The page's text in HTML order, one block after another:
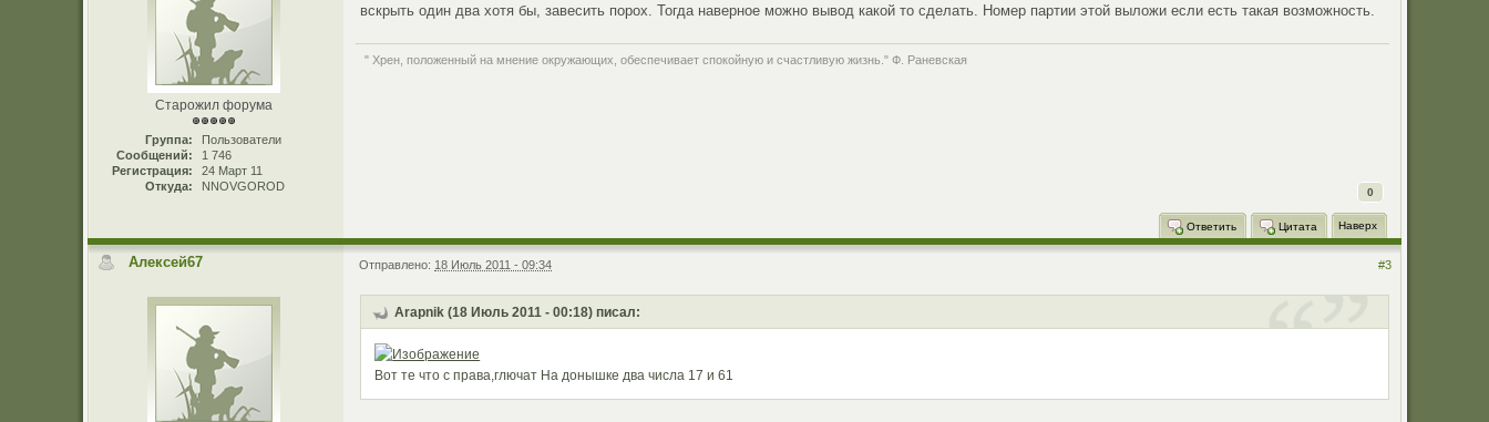
Старожил форума
Группа:
Пользователи
Сообщений:
1 746
Регистрация:
24 Март 11
Откуда:
NNOVGOROD
вскрыть один два хотя бы, завесить порох. Тогда наверное можно вывод какой то сделать. Номер партии этой выложи если есть такая возможность.
" Хрен, положенный на мнение окружающих, обеспечивает спокойную и счастливую жизнь." Ф. Раневская
0
Наверх
Цитата
Ответить
#3
Алексей67 Отправлено: 18 Июль 2011 - 09:34
Arapnik (18 Июль 2011 - 00:18) писал:
Вот те что с права,глючат На донышке два числа 17 и 61